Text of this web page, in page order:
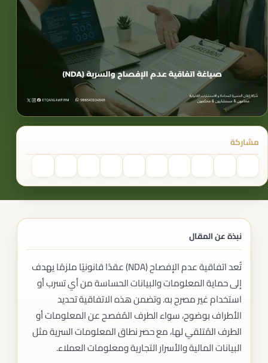
مشاركة
نبذة عن المقال
تُعد اتفاقية عدم الإفصاح (NDA) عقدًا قانونيًا ملزمًا يهدف
إلى حماية المعلومات والبيانات الحساسة من أي تسرب أو
استخدام غير مصرح به. وتضمن هذه الاتفاقية تحديد
الأطراف بوضوح، سواء الطرف المُفصح عن المعلومات أو
الطرف المُتلقي لها، مع حصر نطاق المعلومات السرية مثل
البيانات المالية والأسرار التجارية ومعلومات العملاء.